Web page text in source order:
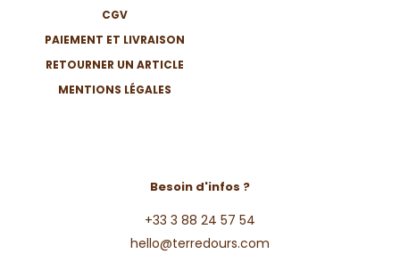
CGV
PAIEMENT ET LIVRAISON
RETOURNER UN ARTICLE
MENTIONS LÉGALES
Besoin d'infos ?
+33 3 88 24 57 54
hello@terredours.com